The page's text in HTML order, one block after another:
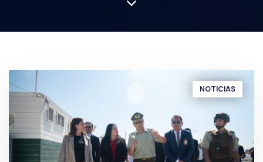
NOTICIAS